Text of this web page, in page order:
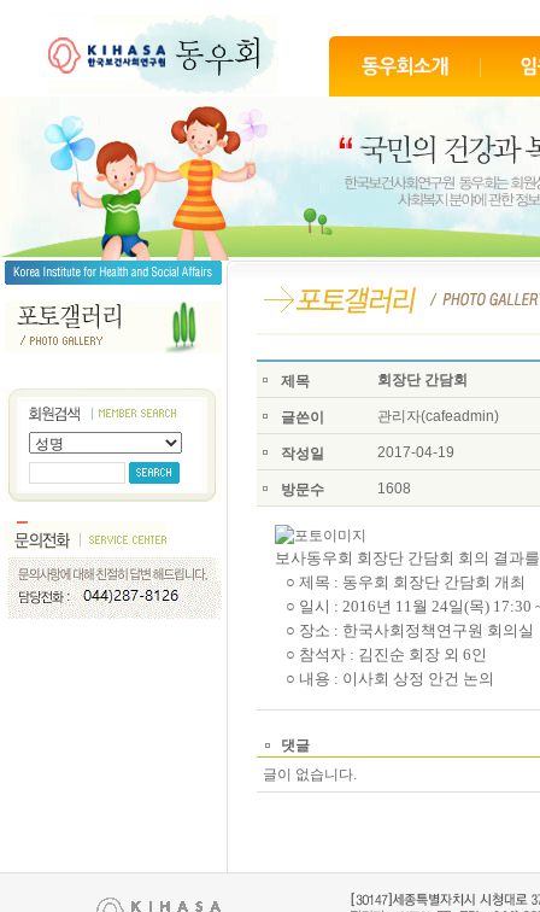
제목 회장단 간담회
글쓴이 관리자(cafeadmin)
작성일 2017-04-19
방문수 1608
보사동우회 회장단 간담회 회의 결과
○ 제목 : 동우회 회장단 간담회 개최
○ 일시 : 2016년 11월 24일(목) 17:30
○ 장소 : 한국사회정책연구원 회의실
○ 참석자 : 김진순 회장 외 6인
○ 내용 : 이사회 상정 안건 논의
댓글
글이 없습니다.